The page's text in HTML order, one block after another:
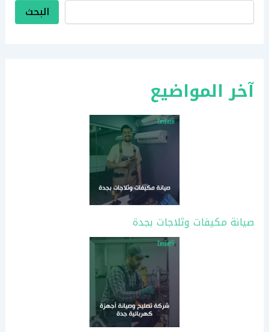
البحث
آخر المواضيع
صيانة مكيفات وثلاجات بجدة